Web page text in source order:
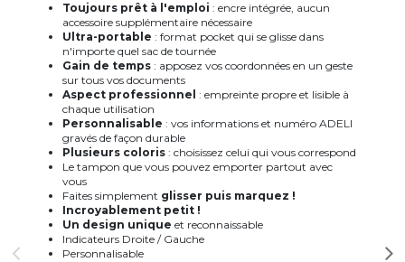
Toujours prêt à l'emploi : encre intégrée, aucun
accessoire supplémentaire nécessaire
Ultra-portable : format pocket qui se glisse dans
n'importe quel sac de tournée
Gain de temps: apposez vos coordonnées en un geste
sur tous vos documents
Aspect professionnel : empreinte propre et lisible à
chaque utilisation
Personnalisable : vos informations et numéro ADELI
gravés de façon durable
Plusieurs coloris: choisissez celui qui vous correspond
Le tampon que vous pouvez emporter partout avec
vous
Faites simplement glisser puis marquez !
Incroyablement petit !
Un design unique et reconnaissable
Indicateurs Droite / Gauche
Personnalisable